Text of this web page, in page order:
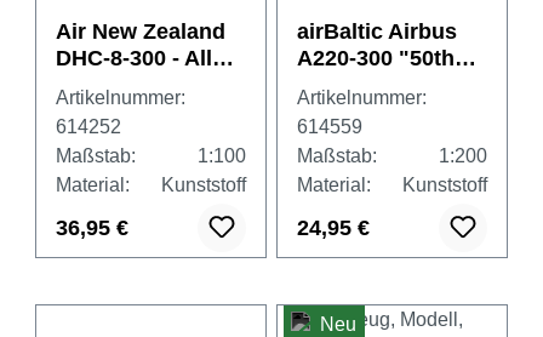
Air New Zealand
DHC-8-300 - All
black livery – ZK-
NEM
Artikelnummer:
614252
Maßstab:
1:100
Material:
Kunststoff
36,95 €
airBaltic Airbus
A220-300 "50th
A220" - YL-ABX
Artikelnummer:
614559
Maßstab:
1:200
Material:
Kunststoff
24,95 €
Neu